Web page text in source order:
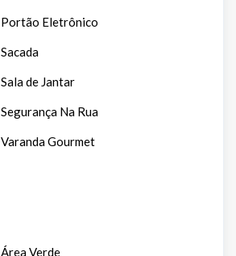
Portão Eletrônico
Sacada
Sala de Jantar
Segurança Na Rua
Varanda Gourmet
Área Verde